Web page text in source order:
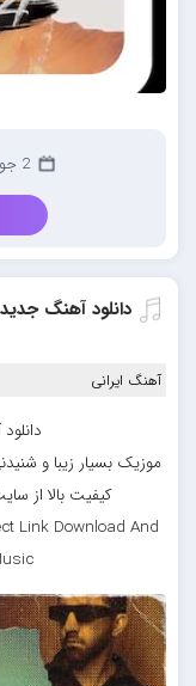
2 جولای 2024
دانلود آهنگ جدید
آهنگ ایرانی
موزیک بسیار زیبا و
کیفیت بالا از
Link Download And